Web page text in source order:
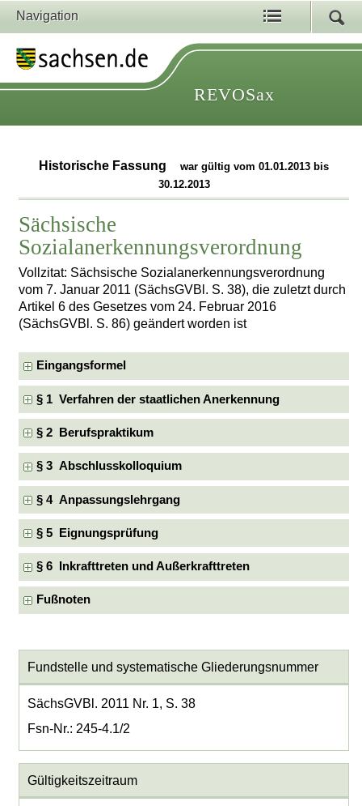
Navigation
REVOSax
Historische Fassung
war gültig vom 01.01.2013 bis
30.12.2013
Sächsische
Sozialanerkennungsverordnung
Vollzitat: Sächsische Sozialanerkennungsverordnung
vom 7. Januar 2011 (SächsGVBl. S. 38), die zuletzt durch
Artikel 6 des Gesetzes vom 24. Februar 2016
(SächsGVBl. S. 86) geändert worden ist
Eingangsformel
§ 1 Verfahren der staatlichen Anerkennung
§ 2 Berufspraktikum
§ 3 Abschlusskolloquium
§ 4 Anpassungslehrgang
§ 5 Eignungsprüfung
§ 6 Inkrafttreten und Außerkrafttreten
Fußnoten
Fundstelle und systematische Gliederungsnummer
SächsGVBl. 2011 Nr. 1, S. 38
Fsn-Nr.: 245-4.1/2
Gültigkeitszeitraum